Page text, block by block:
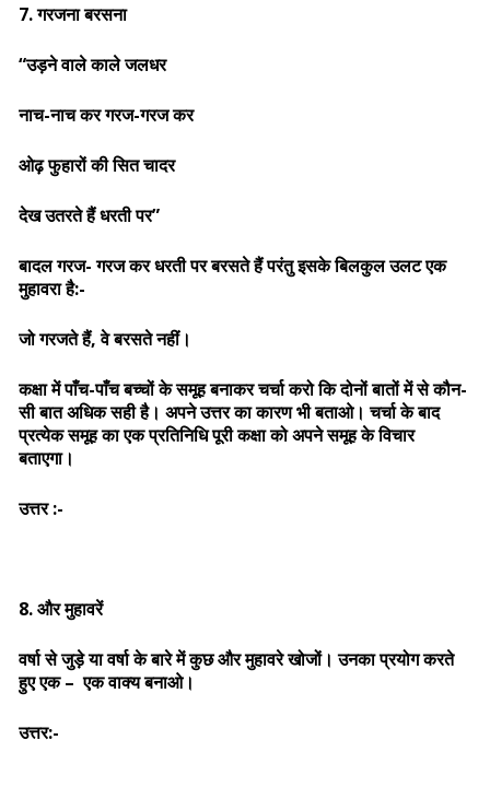
7. गरजना बरसना
“उड़ने वाले काले जलधर
नाच-नाच कर गरज-गरज कर
ओढ़ फुहारों की सित चादर
देख उतरते हैं धरती पर”
बादल गरज- गरज कर धरती पर बरसते हैं परंतु इसके बिलकुल उलट एक
मुहावरा है:-
जो गरजते हैं, वे बरसते नहीं।
कक्षा में पाँच-पाँच बच्चों के समूह बनाकर चर्चा करो कि दोनों बातों में से कौन-
सी बात अधिक सही है। अपने उत्तर का कारण भी बताओ। चर्चा के बाद
प्रत्येक समूह का एक प्रतिनिधि पूरी कक्षा को अपने समूह के विचार
बताएगा।
उत्तर :-
8. और मुहावरें
वर्षा से जुड़े या वर्षा के बारे में कुछ और मुहावरे खोजों। उनका प्रयोग करते
हुए एक – एक वाक्य बनाओ।
उत्तर:-